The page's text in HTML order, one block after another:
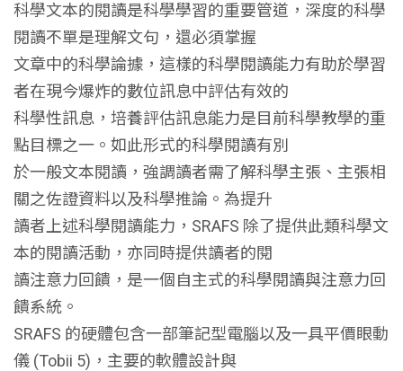
科學文本的閱讀是科學學習的重要管道，深度的科學
閱讀不單是理解文句，還必須掌握
文章中的科學論據，這樣的科學閱讀能力有助於學習
者在現今爆炸的數位訊息中評估有效的
科學性訊息，培養評估訊息能力是目前科學教學的重
點目標之一。如此形式的科學閱讀有別
於一般文本閱讀，強調讀者需了解科學主張、主張相
關之佐證資料以及科學推論。為提升
讀者上述科學閱讀能力，SRAFS 除了提供此類科學文
本的閱讀活動，亦同時提供讀者的閱
讀注意力回饋，是一個自主式的科學閱讀與注意力回
饋系統。
SRAFS 的硬體包含一部筆記型電腦以及一具平價眼動
儀 (Tobii 5)，主要的軟體設計與